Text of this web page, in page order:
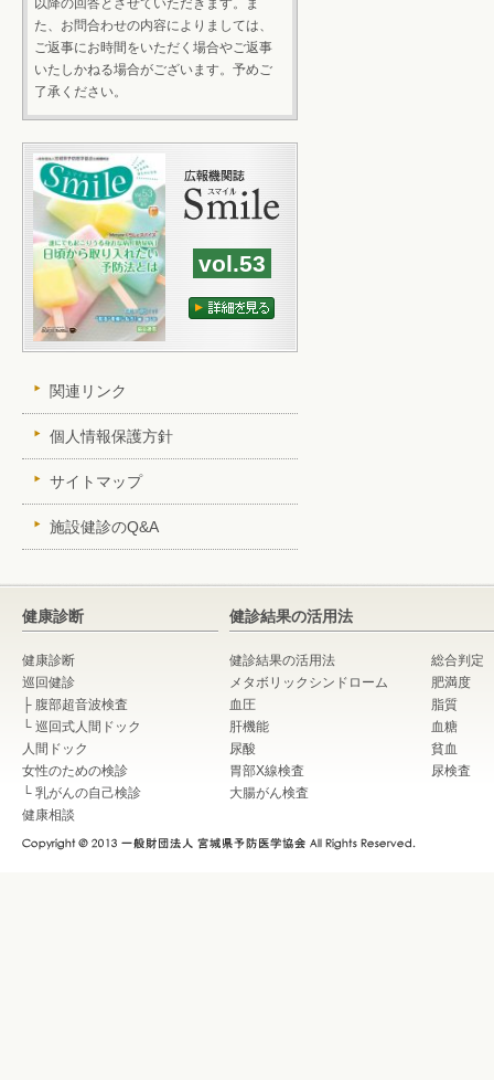
た、お問合わせの内容によりましては、
ご返事にお時間をいただく場合やご返事
いたしかねる場合がございます。予めご
了承ください。
vol.53
関連リンク
個人情報保護方針
サイトマップ
施設健診のQ&A
健康診断
健康診断
巡回健診
├ 腹部超音波検査
└ 巡回式人間ドック
人間ドック
女性のための検診
└ 乳がんの自己検診
健康相談
健診結果の活用法
健診結果の活用法
総合判定
メタボリックシンドローム
肥満度
血圧
脂質
肝機能
血糖
尿酸
貧血
胃部X線検査
尿検査
大腸がん検査